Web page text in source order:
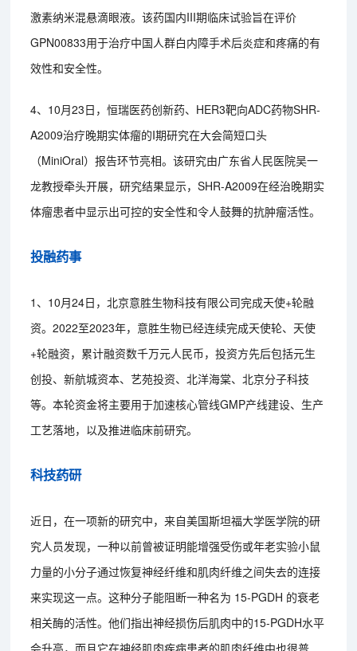
激素纳米混悬滴眼液。该药国内III期临床试验旨在评价
GPN00833用于治疗中国人群白内障手术后炎症和疼痛的有
效性和安全性。
4、10月23日，恒瑞医药创新药、HER3靶向ADC药物SHR-
A2009治疗晚期实体瘤的I期研究在大会简短口头
（MiniOral）报告环节亮相。该研究由广东省人民医院吴一
龙教授牵头开展，研究结果显示，SHR-A2009在经治晚期实
体瘤患者中显示出可控的安全性和令人鼓舞的抗肿瘤活性。
投融药事
1、10月24日，北京意胜生物科技有限公司完成天使+轮融
资。2022至2023年，意胜生物已经连续完成天使轮、天使
+轮融资，累计融资数千万元人民币，投资方先后包括元生
创投、新航城资本、艺苑投资、北洋海棠、北京分子科技
等。本轮资金将主要用于加速核心管线GMP产线建设、生产
工艺落地，以及推进临床前研究。
科技药研
近日，在一项新的研究中，来自美国斯坦福大学医学院的研
究人员发现，一种以前曾被证明能增强受伤或年老实验小鼠
力量的小分子通过恢复神经纤维和肌肉纤维之间失去的连接
来实现这一点。这种分子能阻断一种名为 15-PGDH 的衰老
相关酶的活性。他们指出神经损伤后肌肉中的15-PGDH水平
会升高，而且它在神经肌肉疾病患者的肌肉纤维中也很普